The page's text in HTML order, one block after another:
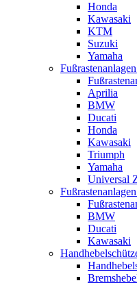
Honda
Kawasaki
KTM
Suzuki
Yamaha
Aprilia
BMW
Ducati
Honda
Kawasaki
Triumph
Yamaha
Universal
BMW
Ducati
Kawasaki